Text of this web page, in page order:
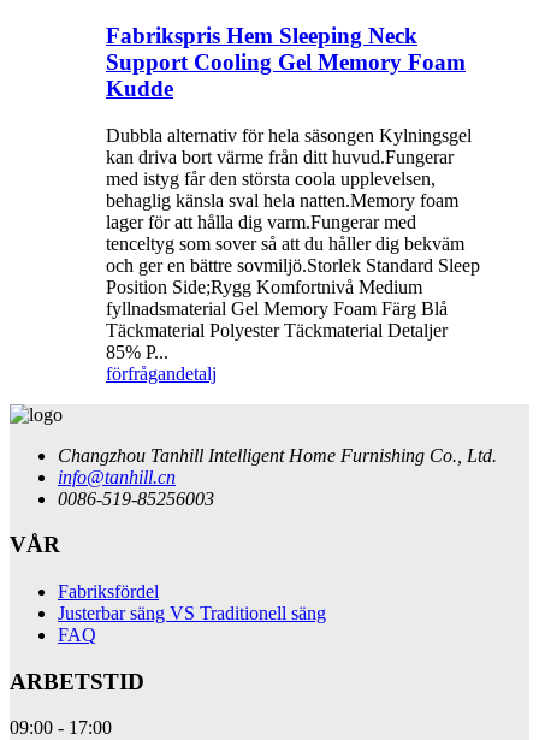
Fabrikspris Hem Sleeping Neck
Support Cooling Gel Memory Foam
Kudde
Dubbla alternativ för hela säsongen Kylningsgel
kan driva bort värme från ditt huvud.Fungerar
med istyg får den största coola upplevelsen,
behaglig känsla sval hela natten.Memory foam
lager för att hålla dig varm.Fungerar med
tenceltyg som sover så att du håller dig bekväm
och ger en bättre sovmiljö.Storlek Standard Sleep
Position Side;Rygg Komfortnivå Medium
fyllnadsmaterial Gel Memory Foam Färg Blå
Täckmaterial Polyester Täckmaterial Detaljer
85% P...
förfrågandetalj
Changzhou Tanhill Intelligent Home Furnishing Co., Ltd.
info@tanhill.cn
0086-519-85256003
VÅR
Fabriksfördel
Justerbar säng VS Traditionell säng
FAQ
ARBETSTID
09:00 - 17:00